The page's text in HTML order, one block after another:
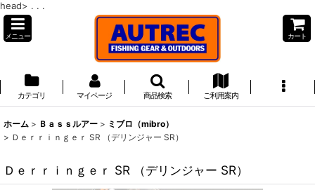
head> . . .
メニュー カート
カテゴリ マイページ 商品検索 ご利用案内
ホーム > Ｂａｓｓルアー > ミブロ（mibro）
> Ｄｅｒｒｉｎｇｅｒ SR （デリンジャー SR）
Ｄｅｒｒｉｎｇｅｒ SR （デリンジャー SR）